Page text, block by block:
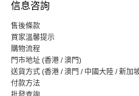
信息咨詢
售後條款
買家溫馨提示
購物流程
門市地址 (香港 / 澳門)
送貨方式 (香港 / 澳門 / 中國大陸 / 新加
付款方法